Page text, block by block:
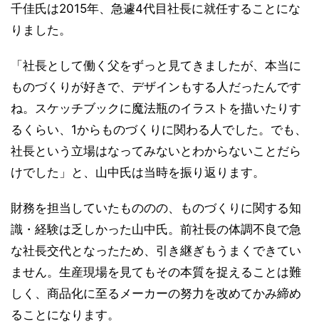
千佳氏は2015年、急遽4代目社長に就任することにな
りました。
「社長として働く父をずっと見てきましたが、本当に
ものづくりが好きで、デザインもする人だったんです
ね。スケッチブックに魔法瓶のイラストを描いたりす
るくらい、1からものづくりに関わる人でした。でも、
社長という立場はなってみないとわからないことだら
けでした」と、山中氏は当時を振り返ります。
財務を担当していたもののの、ものづくりに関する知
識・経験は乏しかった山中氏。前社長の体調不良で急
な社長交代となったため、引き継ぎもうまくできてい
ません。生産現場を見てもその本質を捉えることは難
しく、商品化に至るメーカーの努力を改めてかみ締め
ることになります。